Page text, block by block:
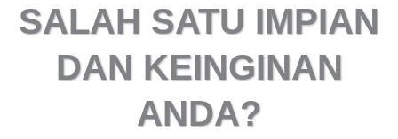
SALAH SATU IMPIAN
DAN KEINGINAN
ANDA?